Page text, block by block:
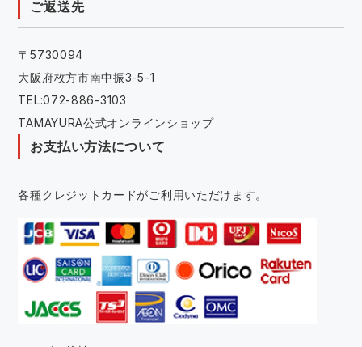
ご返送先
〒5730094
大阪府枚方市南中振3-5-1
TEL:072-886-3103
TAMAYURA公式オンラインショップ
お支払い方法について
各種クレジットカードがご利用いただけます。